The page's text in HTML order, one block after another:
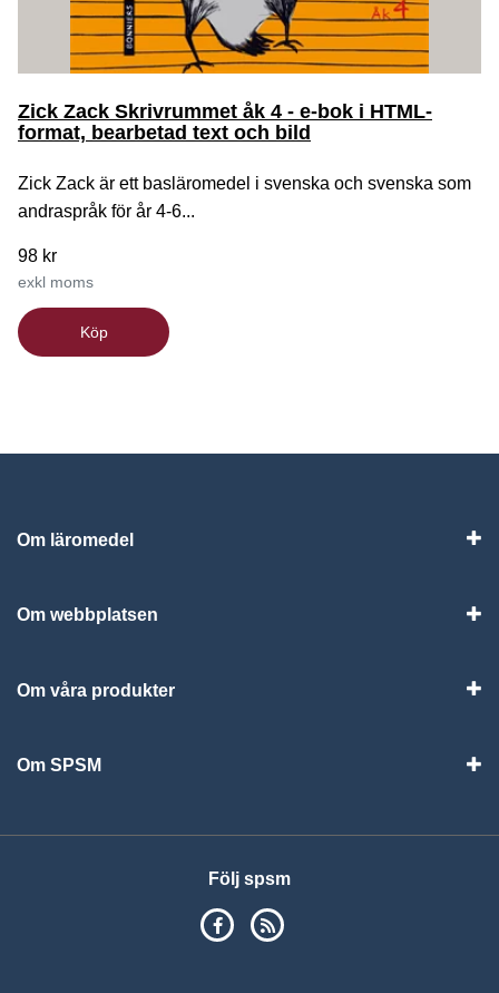
Zick Zack Skrivrummet åk 4 - e-bok i HTML-
format, bearbetad text och bild
Zick Zack är ett basläromedel i svenska och svenska som
andraspråk för år 4-6...
98 kr
exkl moms
Köp
Om läromedel
Om webbplatsen
Om våra produkter
Om SPSM
Följ spsm
SPSM på Facebook